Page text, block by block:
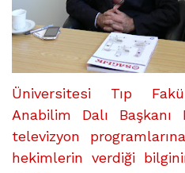
Üniversitesi Tıp
Anabilim Dalı Başkanı
televizyon
hekimlerin verdiği